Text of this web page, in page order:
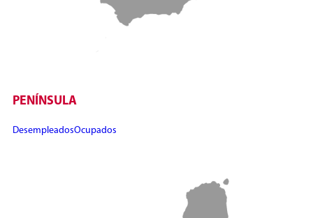
PENÍNSULA
DesempleadosOcupados